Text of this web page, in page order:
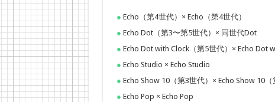
Echo（第4世代）× Echo（第4世代）
Echo Dot（第3〜第5世代）× 同世代Dot
Echo Dot with Clock（第5世代）× Echo Dot
Echo Studio × Echo Studio
Echo Show 10（第3世代）× Echo Show 10
Echo Pop × Echo Pop